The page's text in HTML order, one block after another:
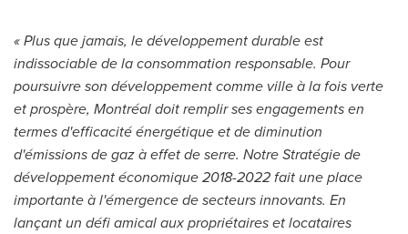
« Plus que jamais, le développement durable est
indissociable de la consommation responsable. Pour
poursuivre son développement comme ville à la fois verte
et prospère, Montréal doit remplir ses engagements en
termes d'efficacité énergétique et de diminution
d'émissions de gaz à effet de serre. Notre Stratégie de
développement économique 2018-2022 fait une place
importante à l'émergence de secteurs innovants. En
lançant un défi amical aux propriétaires et locataires